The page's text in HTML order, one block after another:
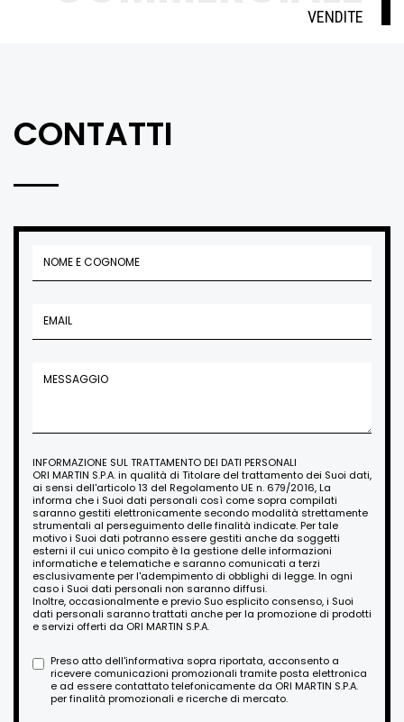
VENDITE
CONTATTI
INFORMAZIONE SUL TRATTAMENTO DEI DATI PERSONALI
ORI MARTIN S.P.A. in qualità di Titolare del trattamento dei Suoi dati,
ai sensi dell'articolo 13 del Regolamento UE n. 679/2016, La
informa che i Suoi dati personali così come sopra compilati
saranno gestiti elettronicamente secondo modalità strettamente
strumentali al perseguimento delle finalità indicate. Per tale
motivo i Suoi dati potranno essere gestiti anche da soggetti
esterni il cui unico compito è la gestione delle informazioni
informatiche e telematiche e saranno comunicati a terzi
esclusivamente per l'adempimento di obblighi di legge. In ogni
caso i Suoi dati personali non saranno diffusi.
Inoltre, occasionalmente e previo Suo esplicito consenso, i Suoi
dati personali saranno trattati anche per la promozione di prodotti
e servizi offerti da ORI MARTIN S.P.A.
Preso atto dell'informativa sopra riportata, acconsento a
ricevere comunicazioni promozionali tramite posta elettronica
e ad essere contattato telefonicamente da ORI MARTIN S.P.A.
per finalità promozionali e ricerche di mercato.